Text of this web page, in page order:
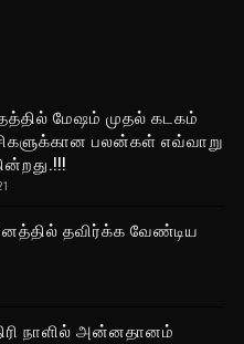
மேஷம் முதல் கடகம்
பலன்கள் எவ்வாறு
தவிர்க்க வேண்டிய
நாளில் அன்னதானம்